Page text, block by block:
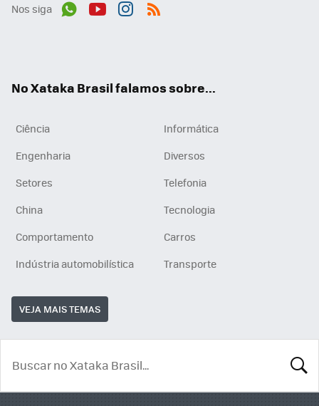
Nos siga
No Xataka Brasil falamos sobre...
Ciência
Informática
Engenharia
Diversos
Setores
Telefonia
China
Tecnologia
Comportamento
Carros
Indústria automobilística
Transporte
VEJA MAIS TEMAS